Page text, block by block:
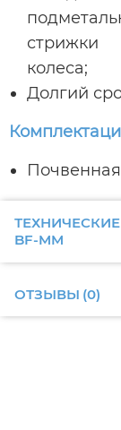
стрижки
колеса;
Долгий
ТЕХНИЧЕСКИЕ
BF-MM
ОТЗЫВЫ (0)